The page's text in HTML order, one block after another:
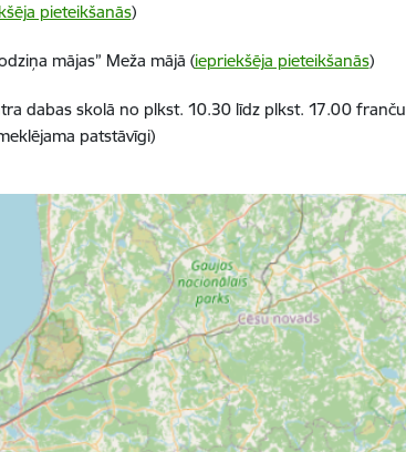
pieteikšanās)
mājas” Meža mājā (iepriekšēja pieteikšanās)
dabas skolā no plkst. 10.30 līdz plkst. 17.00 franču
patstāvīgi)